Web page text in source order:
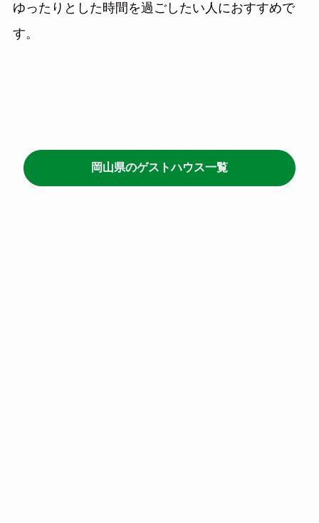
ゆったりとした時間を過ごしたい人におすすめで
す。
岡山県のゲストハウス一覧